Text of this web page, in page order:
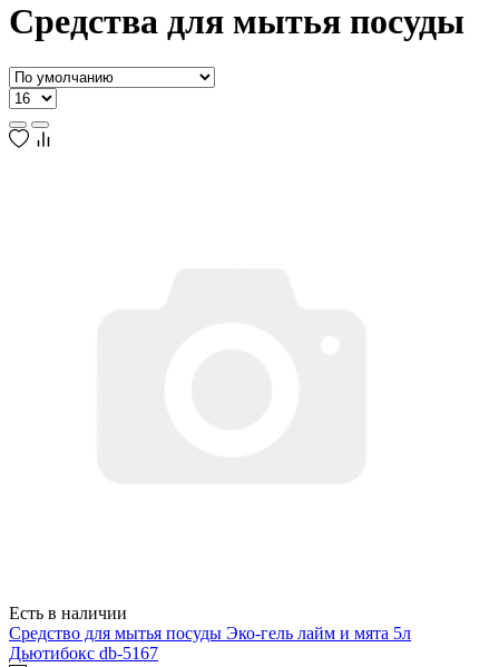
Средства для мытья посуды
Есть в наличии
Средство для мытья посуды Эко-гель лайм и мята 5л
Дьютибокс db-5167